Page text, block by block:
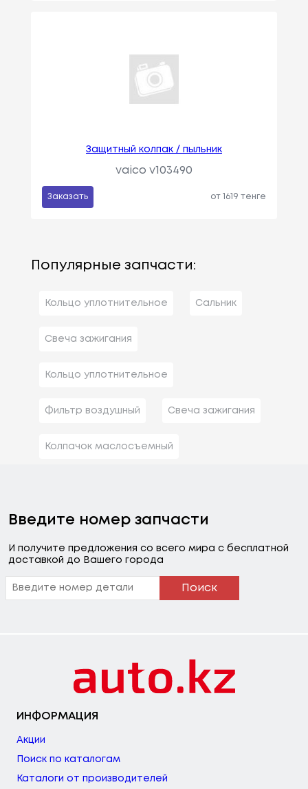
Защитный колпак / пыльник
vaico v103490
Заказать от 1619 тенге
Популярные запчасти:
Кольцо уплотнительное Сальник
Свеча зажигания
Кольцо уплотнительное
Фильтр воздушный Свеча зажигания
Колпачок маслосъемный
Введите номер запчасти
И получите предложения со всего мира с бесплатной
доставкой до Вашего города
Поиск
ИНФОРМАЦИЯ
Акции
Поиск по каталогам
Каталоги от производителей